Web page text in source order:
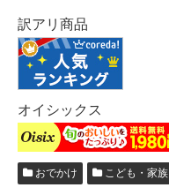
訳アリ商品
オイシックス
おでかけ こども・家族